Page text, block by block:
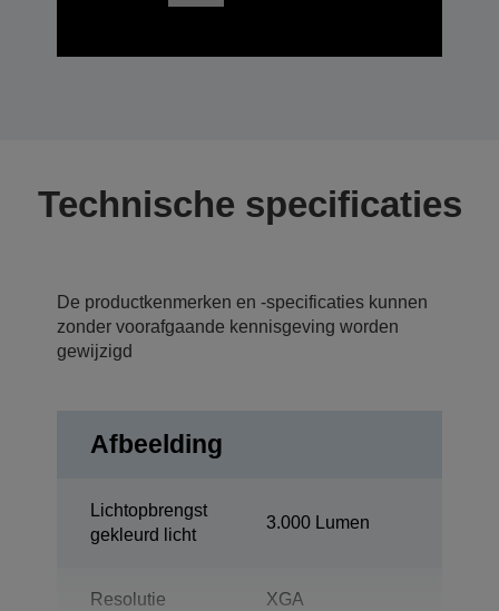
Technische specificaties
De productkenmerken en -specificaties kunnen
zonder voorafgaande kennisgeving worden
gewijzigd
Afbeelding
Lichtopbrengst
gekleurd licht
3.000 Lumen
Resolutie XGA